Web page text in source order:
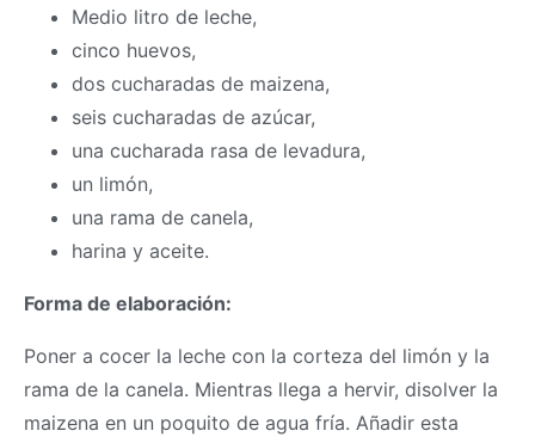
Medio litro de leche,
cinco huevos,
dos cucharadas de maizena,
seis cucharadas de azúcar,
una cucharada rasa de levadura,
un limón,
una rama de canela,
harina y aceite.
Forma de elaboración:
Poner a cocer la leche con la corteza del limón y la
rama de la canela. Mientras llega a hervir, disolver la
maizena en un poquito de agua fría. Añadir esta